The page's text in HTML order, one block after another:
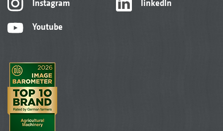
Instagram
Youtube
linkedIn